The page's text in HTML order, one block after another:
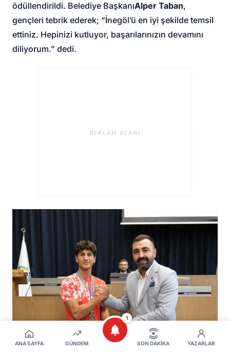
ANA SAYFA GÜNDEM
1
SON DAKIKA YAZARLAR
ödüllendirildi. Belediye BaşkanıAlper Taban,
gençleri tebrik ederek; “İnegöl’ü en iyi şekilde temsil
ettiniz. Hepinizi kutluyor, başarılarınızın devamını
diliyorum.” dedi.
REKLAM ALANI